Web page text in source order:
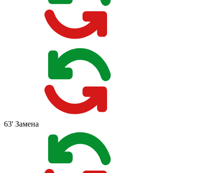
63' Замена